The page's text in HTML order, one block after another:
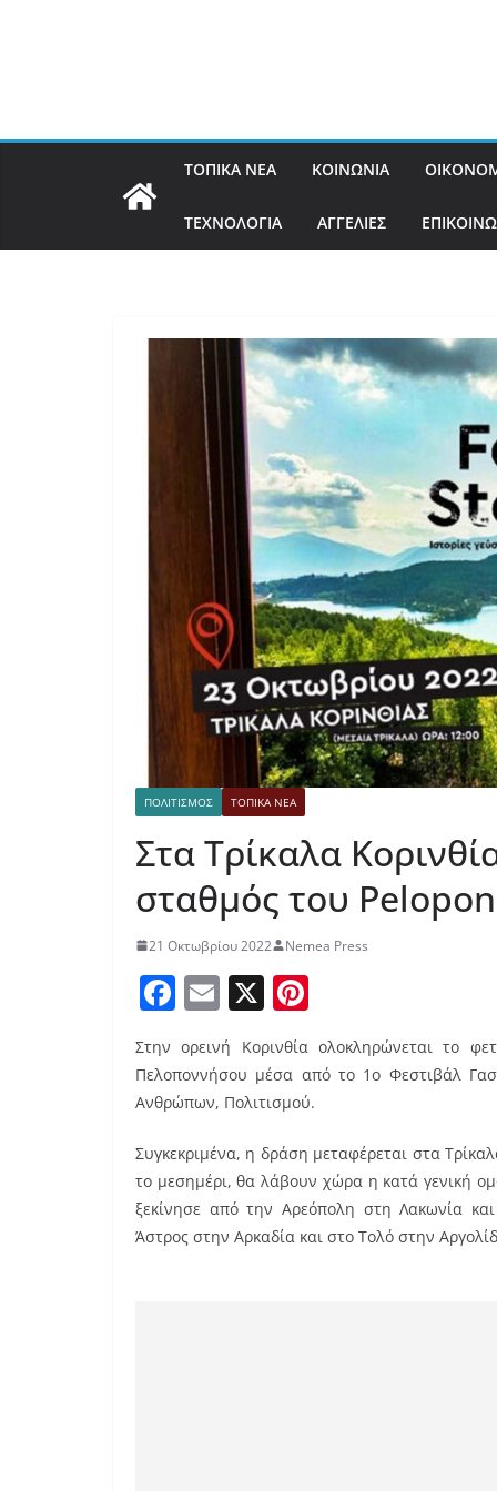
ΤΟΠΙΚΑ ΝΕΑ ΚΟΙΝΩΝΙΑ
ΤΕΧΝΟΛΟΓΙΑ ΑΓΓΕΛΙΕΣ
ΠΟΛΙΤΙΣΜΟΣ ΤΟΠΙΚΑ ΝΕΑ
Στα Τρίκαλα
σταθμός του
21 Οκτωβρίου 2022 Nemea Press
F
c
e
o
o
k
E
m
ai
l
X
nt
er
e
Στην ορεινή Κορινθία ολοκληρώνεται το
Πελοποννήσου μέσα από το 1o Φεστιβάλ
Ανθρώπων, Πολιτισμού.
Συγκεκριμένα, η δράση μεταφέρεται στα
το μεσημέρι, θα λάβουν χώρα η κατά γενική
ξεκίνησε από την Αρεόπολη στη Λακωνία
Άστρος στην Αρκαδία και στο Τολό στην